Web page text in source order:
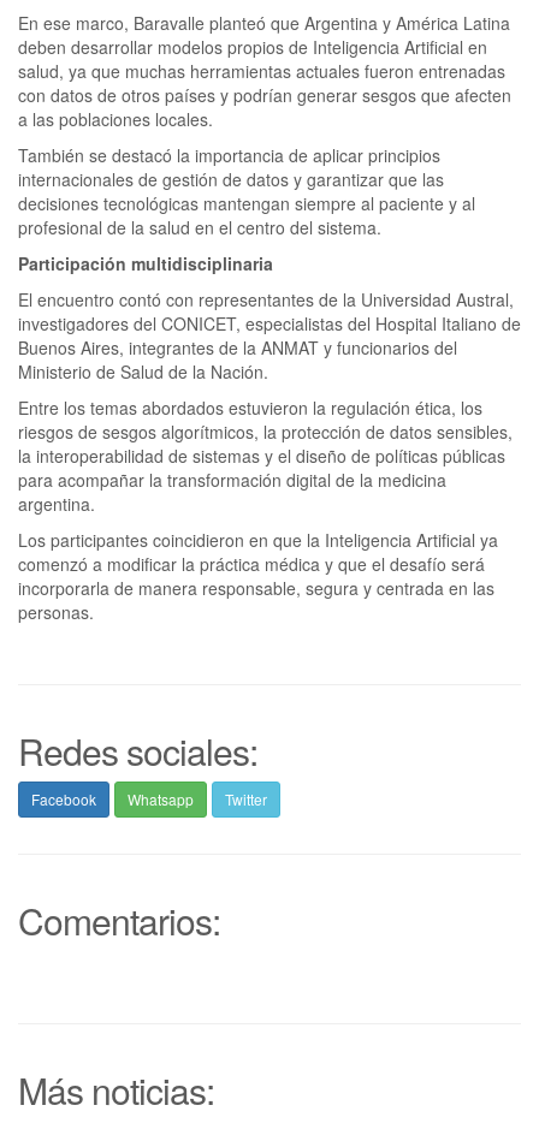
En ese marco, Baravalle planteó que Argentina y América Latina
deben desarrollar modelos propios de Inteligencia Artificial en
salud, ya que muchas herramientas actuales fueron entrenadas
con datos de otros países y podrían generar sesgos que afecten
a las poblaciones locales.
También se destacó la importancia de aplicar principios
internacionales de gestión de datos y garantizar que las
decisiones tecnológicas mantengan siempre al paciente y al
profesional de la salud en el centro del sistema.
Participación multidisciplinaria
El encuentro contó con representantes de la Universidad Austral,
investigadores del CONICET, especialistas del Hospital Italiano de
Buenos Aires, integrantes de la ANMAT y funcionarios del
Ministerio de Salud de la Nación.
Entre los temas abordados estuvieron la regulación ética, los
riesgos de sesgos algorítmicos, la protección de datos sensibles,
la interoperabilidad de sistemas y el diseño de políticas públicas
para acompañar la transformación digital de la medicina
argentina.
Los participantes coincidieron en que la Inteligencia Artificial ya
comenzó a modificar la práctica médica y que el desafío será
incorporarla de manera responsable, segura y centrada en las
personas.
Redes sociales:
Facebook Whatsapp Twitter
Comentarios:
Más noticias: